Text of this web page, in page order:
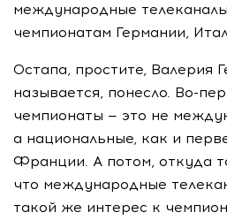
международные
чемпионатам Германии,
Остапа, простите, Валерия
называется, понесло. Во-
чемпионаты — это не
а национальные, как и
Франции. А потом, откуда
что международные
такой же интерес к